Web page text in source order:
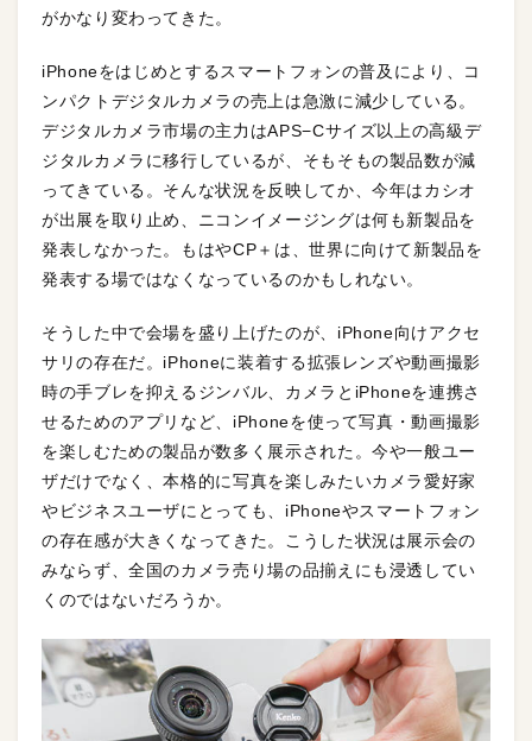
がかなり変わってきた。
iPhoneをはじめとするスマートフォンの普及により、コ
ンパクトデジタルカメラの売上は急激に減少している。
デジタルカメラ市場の主力はAPS−Cサイズ以上の高級デ
ジタルカメラに移行しているが、そもそもの製品数が減
ってきている。そんな状況を反映してか、今年はカシオ
が出展を取り止め、ニコンイメージングは何も新製品を
発表しなかった。もはやCP＋は、世界に向けて新製品を
発表する場ではなくなっているのかもしれない。
そうした中で会場を盛り上げたのが、iPhone向けアクセ
サリの存在だ。iPhoneに装着する拡張レンズや動画撮影
時の手ブレを抑えるジンバル、カメラとiPhoneを連携さ
せるためのアプリなど、iPhoneを使って写真・動画撮影
を楽しむための製品が数多く展示された。今や一般ユー
ザだけでなく、本格的に写真を楽しみたいカメラ愛好家
やビジネスユーザにとっても、iPhoneやスマートフォン
の存在感が大きくなってきた。こうした状況は展示会の
みならず、全国のカメラ売り場の品揃えにも浸透してい
くのではないだろうか。